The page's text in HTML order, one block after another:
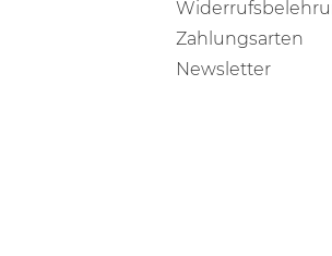
Zahlungsarten
Newsletter